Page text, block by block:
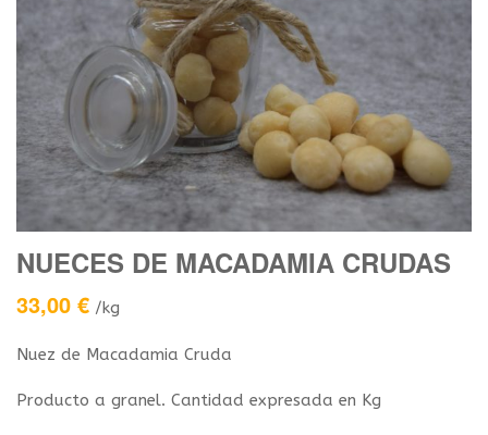
NUECES DE MACADAMIA CRUDAS
33,00 € /kg
Nuez de Macadamia Cruda
Producto a granel. Cantidad expresada en Kg